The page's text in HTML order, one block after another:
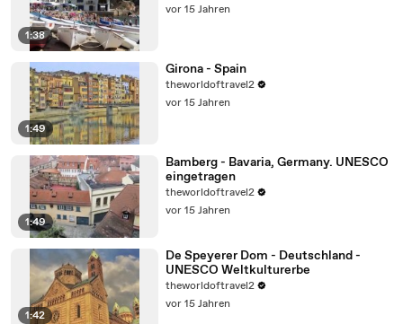
1:38
vor 15 Jahren
1:49
Girona - Spain
theworldoftravel2
vor 15 Jahren
1:49
Bamberg - Bavaria, Germany. UNESCO
eingetragen
theworldoftravel2
vor 15 Jahren
1:42
De Speyerer Dom - Deutschland -
UNESCO Weltkulturerbe
theworldoftravel2
vor 15 Jahren